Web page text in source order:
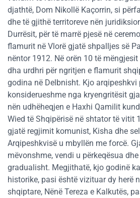
djathtë, Dom Nikollë Kaçorrin, si
dhe të gjithë territoreve nën
Durrësit, për të marrë pjesë në
flamurit në Vlorë gjatë shpalljes së
nëntor 1912. Në orën 10 të
dha urdhri për ngritjen e flamurit
godina në Delbnisht. Kjo arqipeshkvi
konsiderueshme nga kryengritësit
nën udhëheqjen e Haxhi Qamilit
Wied të Shqipërisë në shtator të vitit
gjatë regjimit komunist, Kisha dhe
Arqipeshkvisë u mbyllën me forcë.
mëvonshme, vendi u përkeqësua
gradualisht. Megjithatë, kjo godinë
historike, pasi është vizituar dy herë
shqiptare, Nënë Tereza e Kalkutës,